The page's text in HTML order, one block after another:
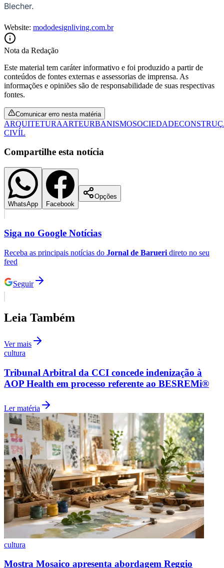
Fluminense
Vasco
Blecher.
Website: mododesignliving.com.br
Nota da Redação
Este material tem caráter informativo e foi produzido a partir de
conteúdos de fontes externas e assessorias de imprensa. As
informações e opiniões são de responsabilidade de suas respectivas
fontes.
Comunicar erro nesta matéria
ARQUITETURAARTEURBANISMOSOCIEDADE
CIVÍL
Compartilhe esta notícia
WhatsApp Facebook
Opções
Siga no Google Notícias
Receba as principais notícias do Jornal de Barueri direto no seu
feed
Seguir
Leia Também
Ver mais
cultura
Tribunal Arbitral da CCI concede indenização à
AOP Health em processo referente ao BESREMi®
Ler matéria
cultura
Mostra Mosaico apresenta abordagem Reggio